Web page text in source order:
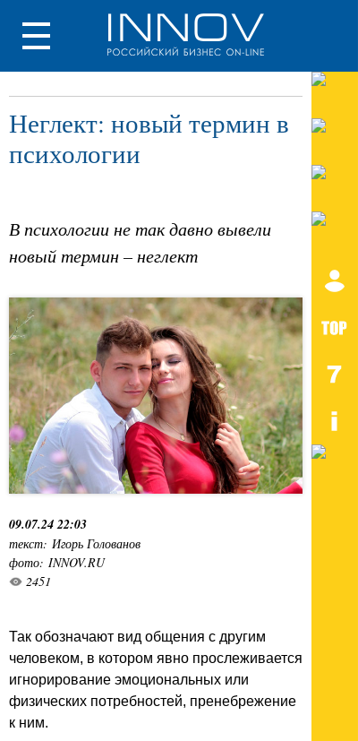
Неглект: новый термин в
психологии
В психологии не так давно вывели
новый термин – неглект
09.07.24 22:03
текст: Игорь Голованов
фото: INNOV.RU
2451
Так обозначают вид общения с другим
человеком, в котором явно прослеживается
игнорирование эмоциональных или
физических потребностей, пренебрежение
к ним.